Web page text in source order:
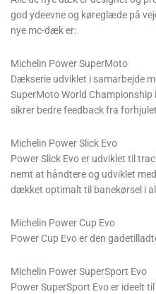
god ydeevne og køreglæde på
nye mc-dæk er:
Michelin Power SuperMoto
Dækserie udviklet i samarbejde
SuperMoto World Championship
sikrer bedre feedback fra
Michelin Power Slick Evo
Power Slick Evo er udviklet til
nemt at håndtere og udviklet
dækket optimalt til banekørsel i
Michelin Power Cup Evo
Power Cup Evo er den
Michelin Power SuperSport Evo
Power SuperSport Evo er ideelt